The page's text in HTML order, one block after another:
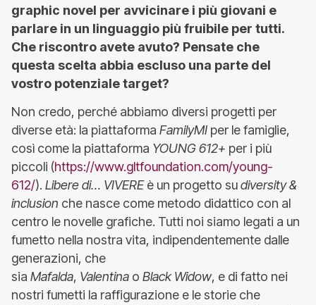
graphic novel per avvicinare i più giovani e
parlare in un linguaggio più fruibile per tutti.
Che riscontro avete avuto? Pensate che
questa scelta abbia escluso una parte del
vostro potenziale target?
Non credo, perché abbiamo diversi progetti per
diverse età: la piattaforma FamilyMI per le famiglie,
così come la piattaforma YOUNG 612+ per i più
piccoli (https://www.gltfoundation.com/young-
612/). Libere di… VIVEREè un progetto sudiversity &
inclusion che nasce come metodo didattico con al
centro le novelle grafiche. Tutti noi siamo legati a un
fumetto nella nostra vita, indipendentemente dalle
generazioni, che
sia Mafalda, Valentina o Black Widow, e di fatto nei
nostri fumetti la raffigurazione e le storie che